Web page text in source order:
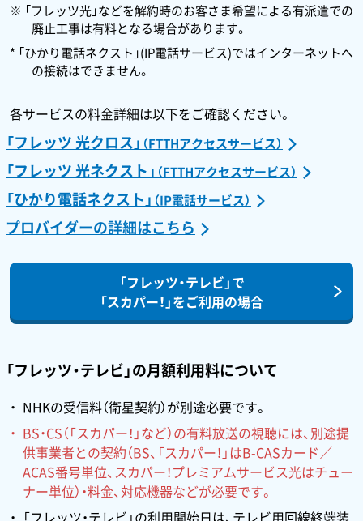
※ 「フレッツ光」などを解約時のお客さま希望による有派遣での
廃止工事は有料となる場合があります。
* 「ひかり電話ネクスト」(IP電話サービス)ではインターネットへ
の接続はできません。
各サービスの料金詳細は以下をご確認ください。
「フレッツ 光クロス」 （FTTHアクセスサービス）
「フレッツ 光ネクスト」 （FTTHアクセスサービス）
「ひかり電話ネクスト」 （IP電話サービス）
プロバイダーの詳細はこちら
「フレッツ・テレビ」で
「スカパー！」をご利用の場合
「フレッツ・テレビ」の月額利用料について
NHKの受信料（衛星契約）が別途必要です。
BS・CS（「スカパー！」など）の有料放送の視聴には、別途提
供事業者との契約（BS、「スカパー！」はB-CASカード／
ACAS番号単位、スカパー！プレミアムサービス光はチュー
ナー単位）・料金、対応機器などが必要です。
「フレッツ・テレビ」の利用開始日は、テレビ用回線終端装